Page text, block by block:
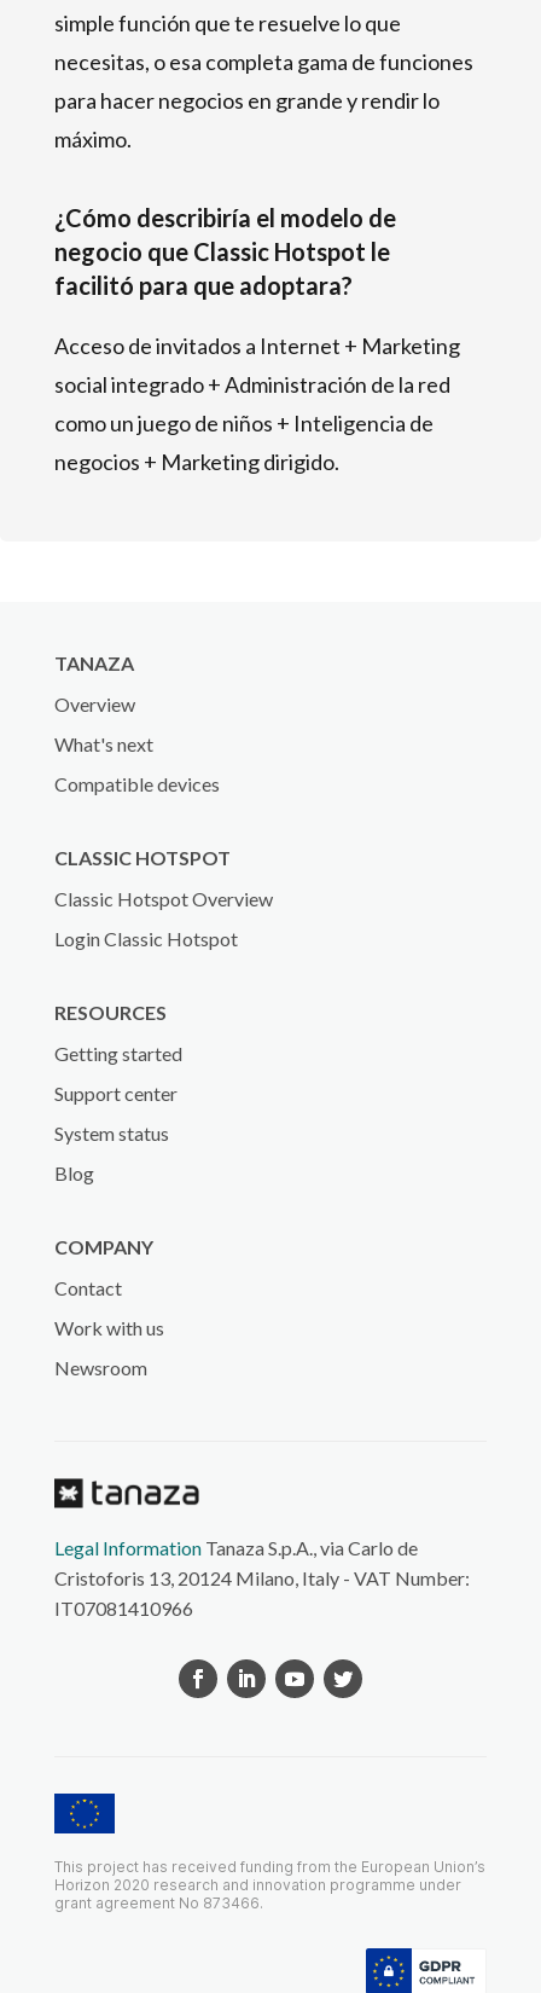
simple función que te resuelve lo que
necesitas, o esa completa gama de funciones
para hacer negocios en grande y rendir lo
máximo.
¿Cómo describiría el modelo de
negocio que Classic Hotspot le
facilitó para que adoptara?
Acceso de invitados a Internet + Marketing
social integrado + Administración de la red
como un juego de niños + Inteligencia de
negocios + Marketing dirigido.
TANAZA
Overview
What's next
Compatible devices
CLASSIC HOTSPOT
Classic Hotspot Overview
Login Classic Hotspot
RESOURCES
Getting started
Support center
System status
Blog
COMPANY
Contact
Work with us
Newsroom
Legal InformationTanaza S.p.A., via Carlo de
Cristoforis 13, 20124 Milano, Italy - VAT Number:
IT07081410966
This project has received funding from the European Union’s
Horizon 2020 research and innovation programme under
grant agreement No 873466.